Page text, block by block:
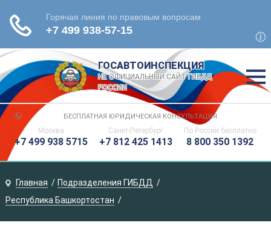
ГОСАВТОИНСПЕКЦИЯ
НЕ ОФИЦИАЛЬНЫЙ САЙТ ГИБДД
РОССИИ
БЕСПЛАТНАЯ ЮРИДИЧЕСКАЯ КОНСУЛЬТАЦИЯ:
Москва
+7 499 938 5715
Санкт-Петербург
+7 812 425 1413
По России бесплатно
8 800 350 1392
Главная
Подразделения ГИБДД
Республика Башкортостан